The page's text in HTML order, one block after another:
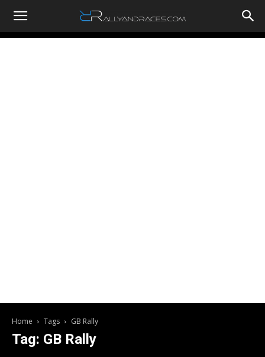
RallyandRaces.com
Home Tags GB Rally
Tag: GB Rally